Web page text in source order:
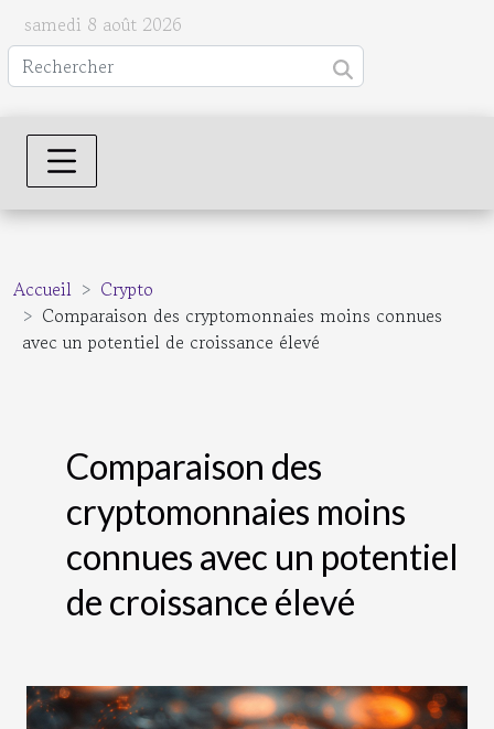
samedi 8 août 2026
Accueil
Crypto
Comparaison des cryptomonnaies moins connues
avec un potentiel de croissance élevé
Comparaison des
cryptomonnaies moins
connues avec un potentiel
de croissance élevé